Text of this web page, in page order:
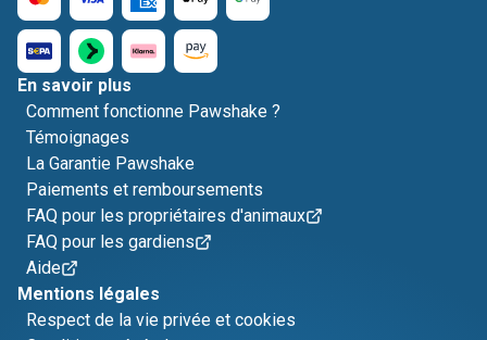
En savoir plus
Comment fonctionne Pawshake ?
Témoignages
La Garantie Pawshake
Paiements et remboursements
FAQ pour les propriétaires d'animaux
FAQ pour les gardiens
Aide
Mentions légales
Respect de la vie privée et cookies